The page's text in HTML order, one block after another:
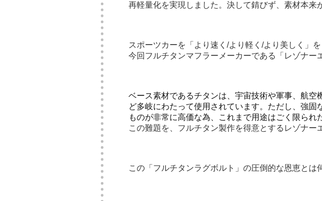
再軽量化を実現しました。決して錆びず、素材本来
スポーツカーを「より速く/より軽く/より美しく」
今回フルチタンマフラーメーカーである「レゾナー
ベース素材であるチタンは、宇宙技術や軍事、航
ど多岐にわたって使用されています。ただし、強
ものが非常に高価な為、これまで用途はごく限られ
この難題を、フルチタン製作を得意とするレゾナー
この「フルチタンラグボルト」の圧倒的な恩恵とは